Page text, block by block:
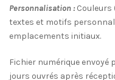
Personnalisation :Couleurs
textes et motifs
emplacements initiaux.
Fichier numérique
jours ouvrés après